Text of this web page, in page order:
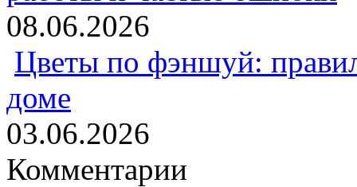
08.06.2026
Цветы по фэншуй:
доме
03.06.2026
Комментарии